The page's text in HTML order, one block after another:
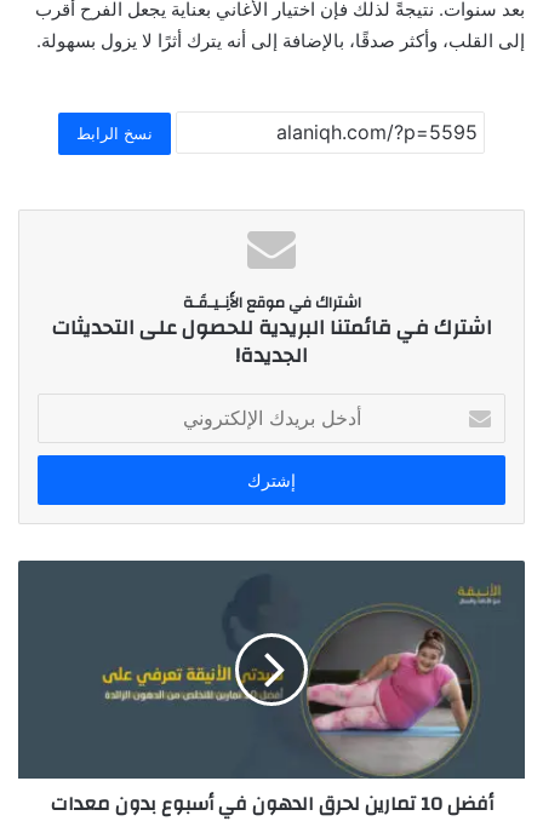
بعد سنوات. نتيجةً لذلك فإن اختيار الأغاني بعناية يجعل الفرح أقرب
إلى القلب، وأكثر صدقًا، بالإضافة إلى أنه يترك أثرًا لا يزول بسهولة.
نسخ الرابط
اشتراك في موقع الأَنِـيـقَـة
اشترك في قائمتنا البريدية للحصول على التحديثات
الجديدة!
خ
ب
ي
د
ك
أفضل 10 تمارين لحرق الدهون في أسبوع بدون معدات